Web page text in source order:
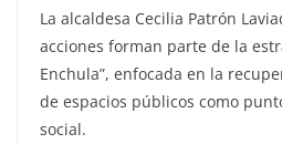
La alcaldesa Cecilia Patrón
acciones forman parte de la
Enchula”, enfocada en la
de espacios públicos como
social.